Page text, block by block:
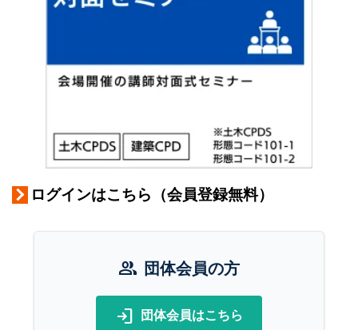
ログインはこちら（会員登録無料）
group 団体会員の方
login 団体会員はこちら